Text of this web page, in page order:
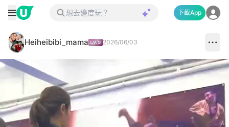
下載App
Heiheibibi_mama 2026/06/03